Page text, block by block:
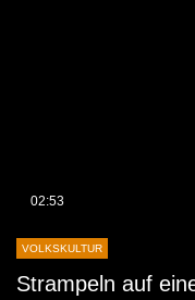
02:53
VOLKSKULTUR
Strampeln auf